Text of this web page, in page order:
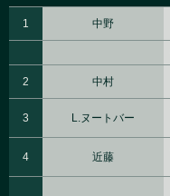
1 中野
2 中村
3 L.ヌートバー
4 近藤